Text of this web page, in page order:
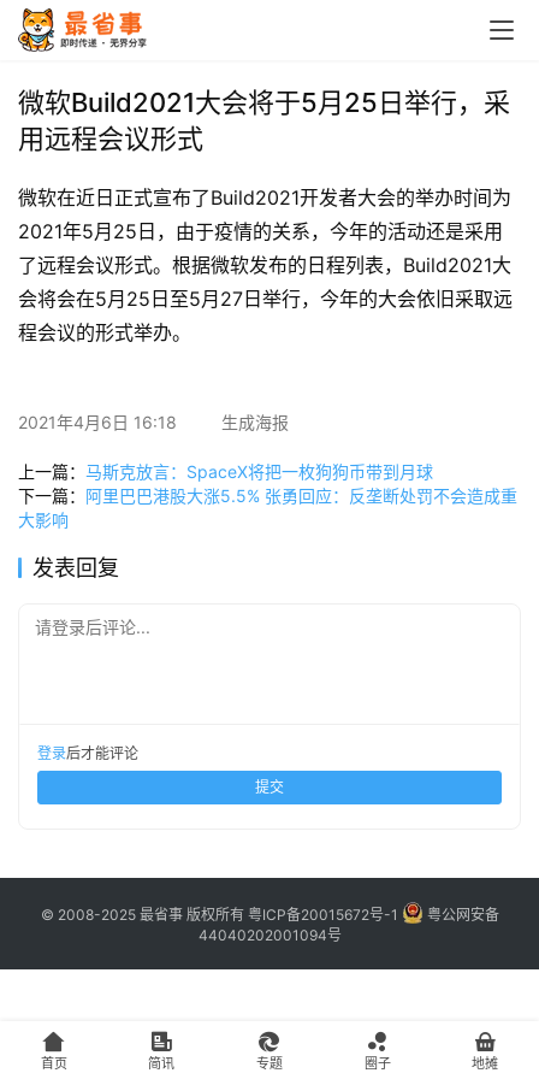
首
页
栏
专
题
简
圈
子
博
主
访
摊
端
稿
微软Build2021大会将于5月25日举行，采
用远程会议形式
微软在近日正式宣布了Build2021开发者大会的举办时间为
2021年5月25日，由于疫情的关系，今年的活动还是采用
了远程会议形式。根据微软发布的日程列表，Build2021大
会将会在5月25日至5月27日举行，今年的大会依旧采取远
程会议的形式举办。
2021年4月6日 16:18 生成海报
上一篇： 马斯克放言：SpaceX将把一枚狗狗币带到月球
下一篇： 阿里巴巴港股大涨5.5% 张勇回应：反垄断处罚不会造成重
大影响
发表回复
请登录后评论...
登录后才能评论
提交
© 2008-2025 最省事 版权所有 粤ICP备20015672号-1
粤公网安备
44040202001094号
首页 简讯 专题 圈子 地摊